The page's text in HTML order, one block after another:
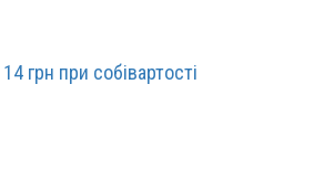
грн при собівартості